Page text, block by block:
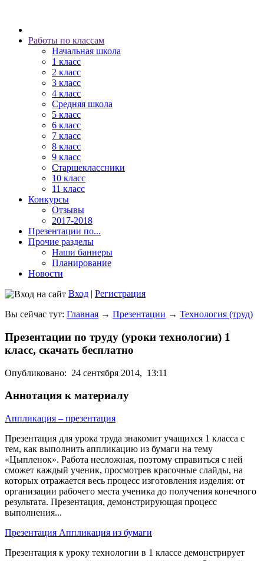
Работы по классам
Начальная школа
1 класс
2 класс
3 класс
4 класс
Средняя школа
5 класс
6 класс
7 класс
8 класс
9 класс
Старшеклассники
10 класс
11 класс
Конкурсы
Отзывы
2017-2018
Презентации по...
Прочие разделы
Наши баннеры
Планирование
Новости
Вход | Регистрация
Вы сейчас тут: Главная → Презентации → Технология (труд)
Презентации по труду (уроки технологии) 1
класс, скачать бесплатно
Опубликовано: 24 сентября 2014, 13:11
Аннотация к материалу
Аппликация – презентация
Презентация для урока труда знакомит учащихся 1 класса с
тем, как выполнить аппликацию из бумаги на тему
«Цыпленок». Работа несложная, поэтому справиться с ней
сможет каждый ученик, просмотрев красочные слайды, на
которых отражается весь процесс изготовления изделия: от
организации рабочего места ученика до получения конечного
результата. Презентация, демонстрирующая процесс
выполнения...
Презентация Аппликация из бумаги
Презентация к уроку технологии в 1 классе демонстрирует